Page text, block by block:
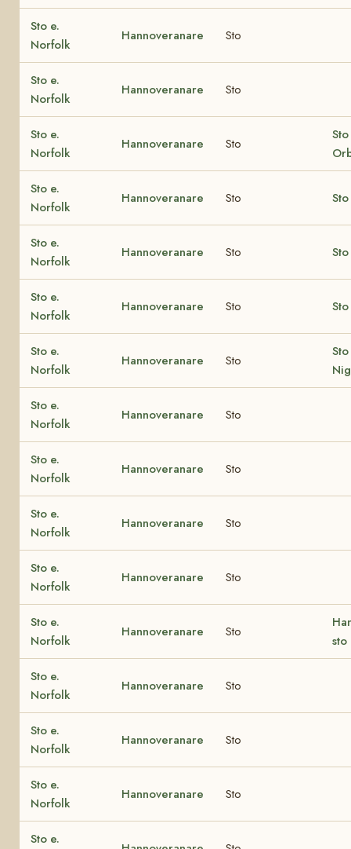
Sto e.
Norfolk
Hannoveranare Sto
Sto e.
Norfolk
Hannoveranare Sto
Sto e.
Norfolk
Hannoveranare Sto
Sto e.
Norfolk
Hannoveranare Sto
Sto e.
Norfolk
Hannoveranare Sto
Sto e.
Norfolk
Hannoveranare Sto
Sto e.
Norfolk
Hannoveranare Sto
Sto e.
Norfolk
Hannoveranare Sto
Sto e.
Norfolk
Hannoveranare Sto
Sto e.
Norfolk
Hannoveranare Sto
Sto e.
Norfolk
Hannoveranare Sto
Sto e.
Norfolk
Hannoveranare Sto
sto
Sto e.
Norfolk
Hannoveranare Sto
Sto e.
Norfolk
Hannoveranare Sto
Sto e.
Norfolk
Hannoveranare Sto
Sto e.